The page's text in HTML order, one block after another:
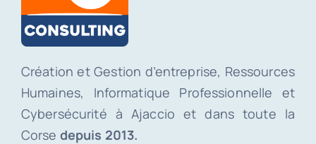
Création et Gestion d’entreprise, Ressources
Humaines, Informatique Professionnelle et
Cybersécurité à Ajaccio et dans toute la
Corse depuis 2013.